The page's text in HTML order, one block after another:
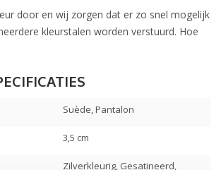
door en wij zorgen dat er zo snel mogelijk
kleurstalen worden verstuurd. Hoe
Suède, Pantalon
3,5 cm
Zilverkleurig, Gesatineerd,